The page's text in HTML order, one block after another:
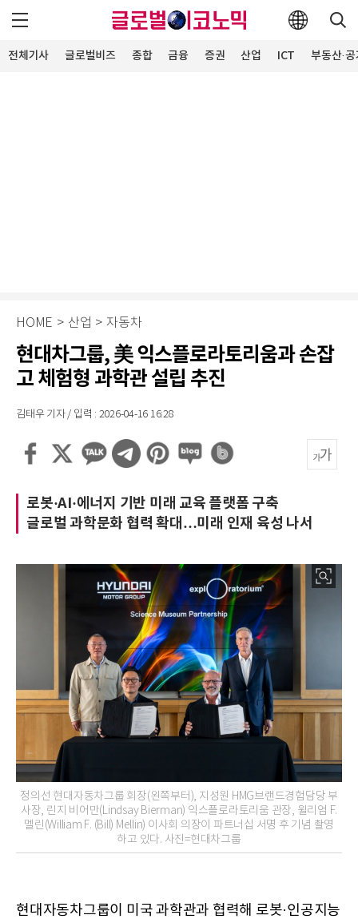
전체기사 글로벌비즈 종합 금융 증권 산업 ICT 부동산·
HOME > 산업 > 자동차
현대차그룹, 美 익스플로라토리움과 손잡
고 체험형 과학관 설립 추진
김태우 기자 / 입력 : 2026-04-16 16:28
로봇·AI·에너지 기반 미래 교육 플랫폼 구축
글로벌 과학문화 협력 확대…미래 인재 육성 나서
정의선 현대자동차그룹 회장(왼쪽부터), 지성원 HMG브랜드경험담당 부
사장, 린지 비어만(Lindsay Bierman) 익스플로라토리움 관장, 윌리엄 F.
멜린(William F. (Bill) Mellin) 이사회 의장이 파트너십 서명 후 기념 촬영
하고 있다. 사진=현대차그룹
현대자동차그룹이 미국 과학관과 협력해 로봇·인공지능